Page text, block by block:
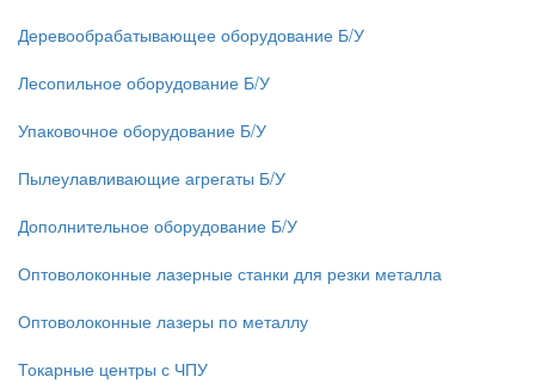
Деревообрабатывающее оборудование Б/У
Лесопильное оборудование Б/У
Упаковочное оборудование Б/У
Пылеулавливающие агрегаты Б/У
Дополнительное оборудование Б/У
Оптоволоконные лазерные станки для резки металла
Оптоволоконные лазеры по металлу
Токарные центры с ЧПУ